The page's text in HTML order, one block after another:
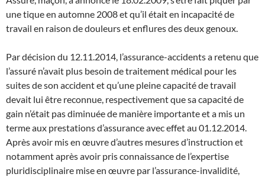
une tique en automne 2008 et qu’il était en incapacité de
travail en raison de douleurs et enflures des deux genoux.
Par décision du 12.11.2014, l’assurance-accidents a retenu que
l’assuré n’avait plus besoin de traitement médical pour les
suites de son accident et qu’une pleine capacité de travail
devait lui être reconnue, respectivement que sa capacité de
gain n’était pas diminuée de manière importante et a mis un
terme aux prestations d’assurance avec effet au 01.12.2014.
Après avoir mis en œuvre d’autres mesures d’instruction et
notamment après avoir pris connaissance de l’expertise
pluridisciplinaire mise en œuvre par l’assurance-invalidité,